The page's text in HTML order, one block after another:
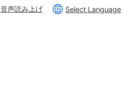
音声読み上げ Select Language